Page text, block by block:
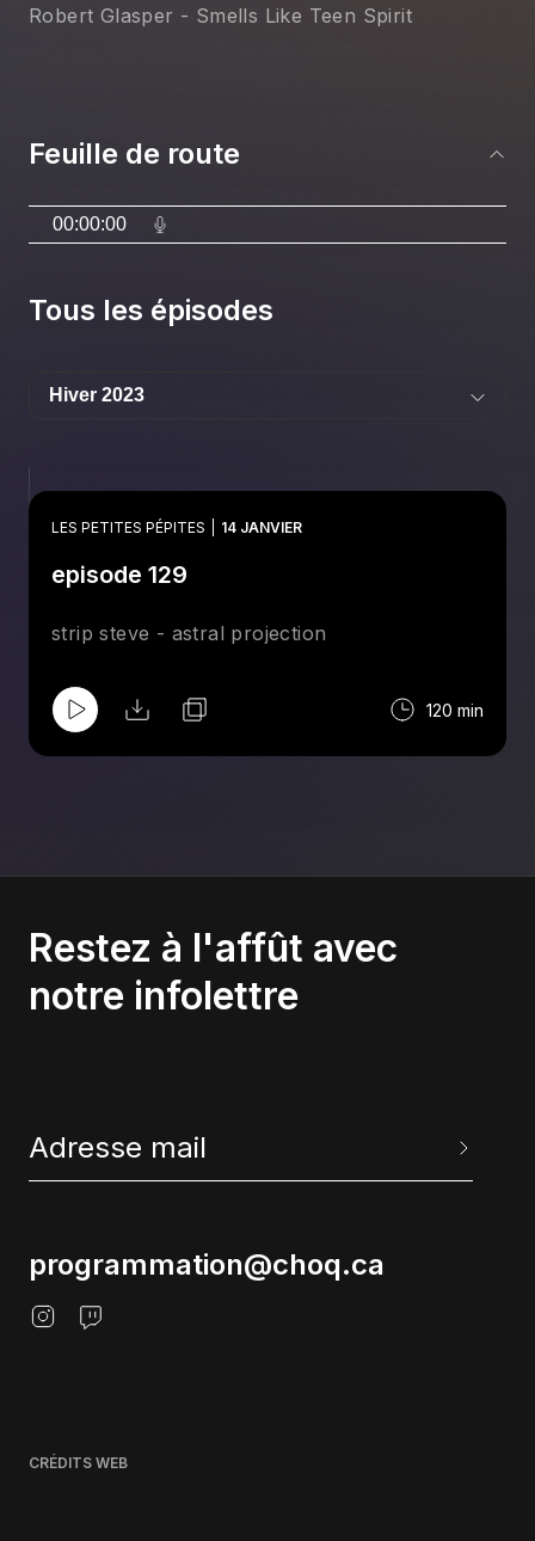
Robert Glasper - Smells Like Teen Spirit
Feuille de route
00:00:00
Tous les épisodes
LES PETITES PÉPITES 14 JANVIER
episode 129
strip steve - astral projection
120 min
Restez à l'affût avec
notre infolettre
programmation@choq.ca
CRÉDITS WEB